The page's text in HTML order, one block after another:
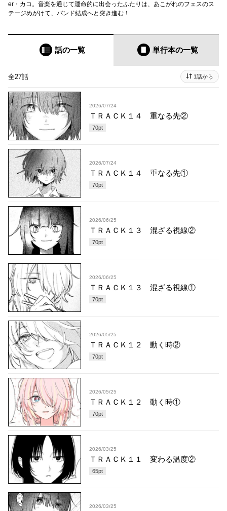
er・カコ。音楽を通じて運命的に出会ったふたりは、あこがれのフェスのス
テージめがけて、バンド結成へと突き進む！
話の一覧 単行本の一覧
全27話 1話から
2026/07/24
ＴＲＡＣＫ１４ 重なる先②
70pt
2026/07/24
ＴＲＡＣＫ１４ 重なる先①
70pt
2026/06/25
ＴＲＡＣＫ１３ 混ざる視線②
70pt
2026/06/25
ＴＲＡＣＫ１３ 混ざる視線①
70pt
2026/05/25
ＴＲＡＣＫ１２ 動く時②
70pt
2026/05/25
ＴＲＡＣＫ１２ 動く時①
70pt
2026/03/25
ＴＲＡＣＫ１１ 変わる温度②
65pt
2026/03/25